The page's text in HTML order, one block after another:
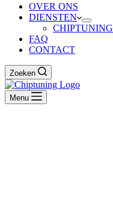
OVER ONS
DIENSTEN
CHIPTUNING
FAQ
CONTACT
Zoeken
Menu